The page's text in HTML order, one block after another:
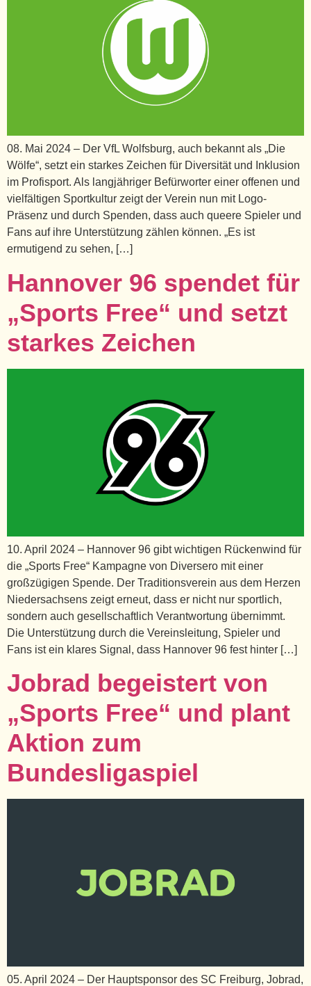
08. Mai 2024 – Der VfL Wolfsburg, auch bekannt als „Die
Wölfe“, setzt ein starkes Zeichen für Diversität und Inklusion
im Profisport. Als langjähriger Befürworter einer offenen und
vielfältigen Sportkultur zeigt der Verein nun mit Logo-
Präsenz und durch Spenden, dass auch queere Spieler und
Fans auf ihre Unterstützung zählen können. „Es ist
ermutigend zu sehen, […]
Hannover 96 spendet für
„Sports Free“ und setzt
starkes Zeichen
10. April 2024 – Hannover 96 gibt wichtigen Rückenwind für
die „Sports Free“ Kampagne von Diversero mit einer
großzügigen Spende. Der Traditionsverein aus dem Herzen
Niedersachsens zeigt erneut, dass er nicht nur sportlich,
sondern auch gesellschaftlich Verantwortung übernimmt.
Die Unterstützung durch die Vereinsleitung, Spieler und
Fans ist ein klares Signal, dass Hannover 96 fest hinter […]
Jobrad begeistert von
„Sports Free“ und plant
Aktion zum
Bundesligaspiel
05. April 2024 – Der Hauptsponsor des SC Freiburg, Jobrad,